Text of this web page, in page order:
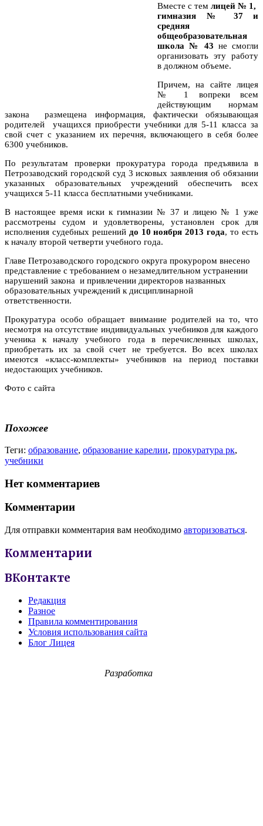
Вместе с тем лицей № 1,
гимназия № 37 и
средняя
общеобразовательная
школа № 43 не смогли
организовать эту работу
в должном объеме.
Причем, на сайте лицея
№ 1 вопреки всем
действующим нормам
закона размещена информация, фактически обязывающая
родителей учащихся приобрести учебники для 5-11 класса за
свой счет с указанием их перечня, включающего в себя более
6300 учебников.
По результатам проверки прокуратура города предъявила в
Петрозаводский городской суд 3 исковых заявления об обязании
указанных образовательных учреждений обеспечить всех
учащихся 5-11 класса бесплатными учебниками.
В настоящее время иски к гимназии № 37 и лицею № 1 уже
рассмотрены судом и удовлетворены, установлен срок для
исполнения судебных решений до 10 ноября 2013 года, то есть
к началу второй четверти учебного года.
Главе Петрозаводского городского округа прокурором внесено
представление с требованием о незамедлительном устранении
нарушений закона и привлечении директоров названных
образовательных учреждений к дисциплинарной
ответственности.
Прокуратура особо обращает внимание родителей на то, что
несмотря на отсутствие индивидуальных учебников для каждого
ученика к началу учебного года в перечисленных школах,
приобретать их за свой счет не требуется. Во всех школах
имеются «класс-комплекты» учебников на период поставки
недостающих учебников.
Фото с сайта
Похожее
Теги: образование, образование карелии, прокуратура рк,
учебники
Нет комментариев
Комментарии
Для отправки комментария вам необходимо авторизоваться.
Комментарии
ВКонтакте
Редакция
Разное
Правила комментирования
Условия использования сайта
Блог Лицея
Разработка